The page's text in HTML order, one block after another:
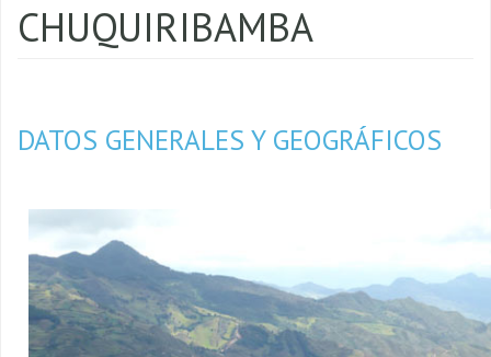
CHUQUIRIBAMBA
DATOS GENERALES Y GEOGRÁFICOS